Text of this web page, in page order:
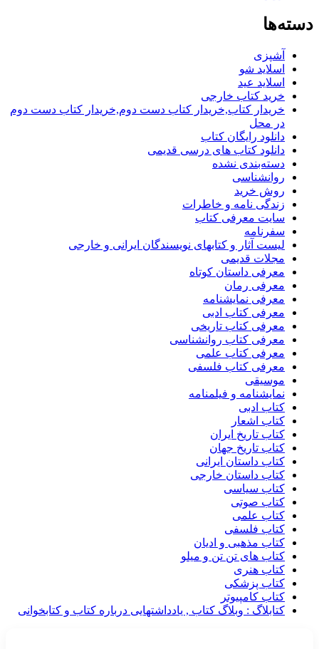
دسته‌ها
آشپزی
اسلاید شو
اسلاید عید
خرید کتاب خارجی
خریدار کتاب,خریدار کتاب دست دوم,خریدار کتاب دست دوم
در محل
دانلود رایگان کتاب
دانلود کتاب های درسی قدیمی
دسته‌بندی نشده
روانشناسی
روش خرید
زندگی نامه و خاطرات
سایت معرفی کتاب
سفرنامه
لیست آثار و کتابهای نویسندگان ایرانی و خارجی
مجلات قدیمی
معرفی داستان کوتاه
معرفی رمان
معرفی نمایشنامه
معرفی کتاب ادبی
معرفی کتاب تاریخی
معرفی کتاب روانشناسی
معرفی کتاب علمی
معرفی کتاب فلسفی
موسیقی
نمایشنامه و فیلمنامه
کتاب ادبی
کتاب اشعار
کتاب تاریخ ایران
کتاب تاریخ جهان
کتاب داستان ایرانی
کتاب داستان خارجی
کتاب سیاسی
کتاب صوتی
کتاب علمی
کتاب فلسفی
کتاب مذهبی و ادیان
کتاب های تن تن و میلو
کتاب هنری
کتاب پزشکی
کتاب کامپیوتر
کتابلاگ : وبلاگ کتاب , یادداشتهایی درباره کتاب و کتابخوانی